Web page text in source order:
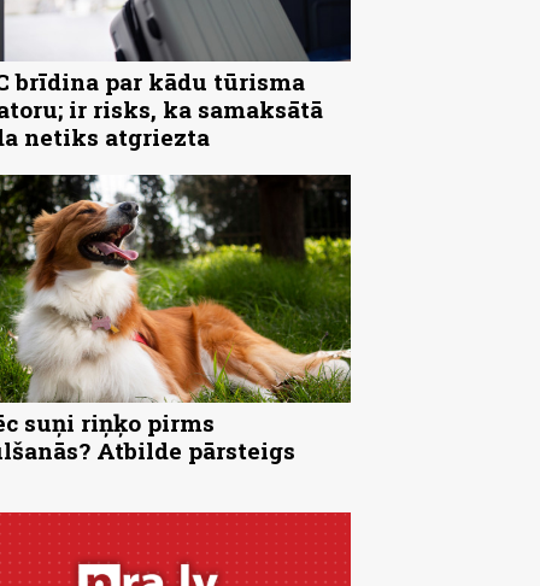
brīdina par kādu tūrisma
ir risks, ka samaksātā
netiks atgriezta
suņi riņķo pirms
Atbilde pārsteigs